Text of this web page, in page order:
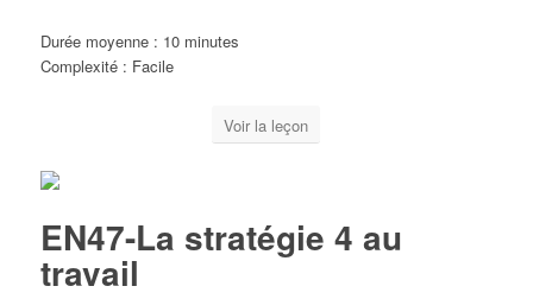
Durée moyenne : 10 minutes
Complexité : Facile
Voir la leçon
EN47-La stratégie 4 au
travail